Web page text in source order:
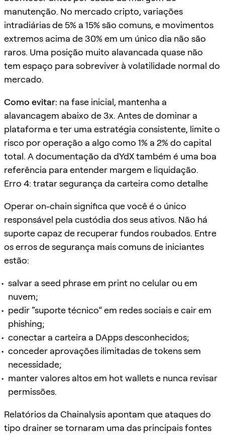
manutenção. No mercado cripto, variações
intradiárias de 5% a 15% são comuns, e movimentos
extremos acima de 30% em um único dia não são
raros. Uma posição muito alavancada quase não
tem espaço para sobreviver à volatilidade normal do
mercado.
Como evitar: na fase inicial, mantenha a
alavancagem abaixo de 3x. Antes de dominar a
plataforma e ter uma estratégia consistente, limite o
risco por operação a algo como 1% a 2% do capital
total. A documentação da dYdX também é uma boa
referência para entender margem e liquidação.
Erro 4: tratar segurança da carteira como detalhe
Operar on-chain significa que você é o único
responsável pela custódia dos seus ativos. Não há
suporte capaz de recuperar fundos roubados. Entre
os erros de segurança mais comuns de iniciantes
estão:
salvar a seed phrase em print no celular ou em
nuvem;
pedir “suporte técnico” em redes sociais e cair em
phishing;
conectar a carteira a DApps desconhecidos;
conceder aprovações ilimitadas de tokens sem
necessidade;
manter valores altos em hot wallets e nunca revisar
permissões.
Relatórios da Chainalysis apontam que ataques do
tipo drainer se tornaram uma das principais fontes